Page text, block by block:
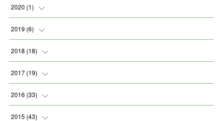
( )
(
( )
( )
(2
2020 (1)
( )
2019 (6)
(1
(1
(2
(2
2018 (18)
(1
(1
(3
2017 (19)
(1
(1
2016 (33)
(1
2015 (43)